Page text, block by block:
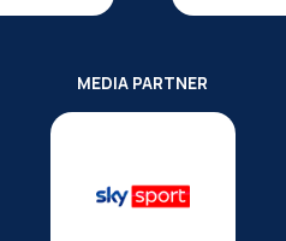
MEDIA PARTNER